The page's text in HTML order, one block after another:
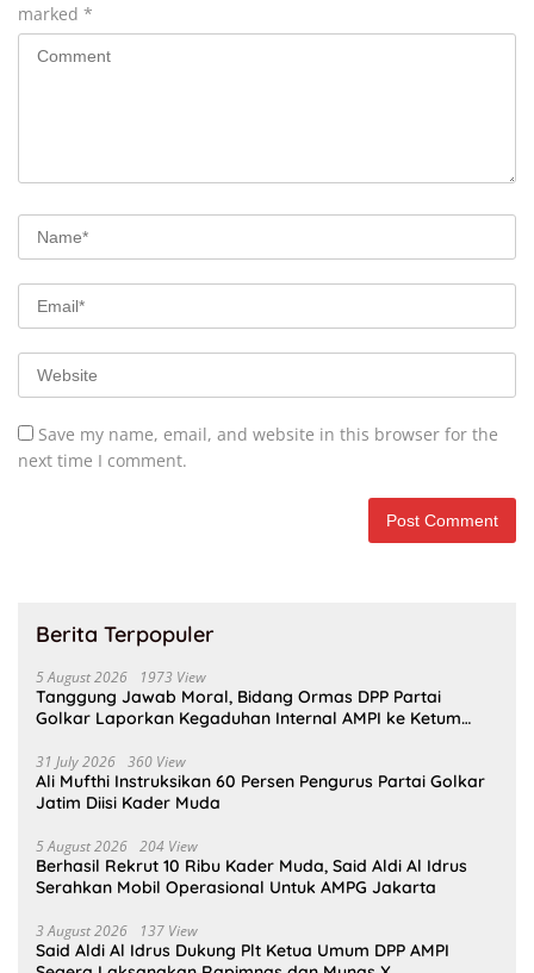
marked *
Save my name, email, and website in this browser for the
next time I comment.
Berita Terpopuler
5 August 2026 1973 View
Tanggung Jawab Moral, Bidang Ormas DPP Partai
Golkar Laporkan Kegaduhan Internal AMPI ke Ketum
31 July 2026 360 View
Ali Mufthi Instruksikan 60 Persen Pengurus Partai Golkar
Jatim Diisi Kader Muda
5 August 2026 204 View
Berhasil Rekrut 10 Ribu Kader Muda, Said Aldi Al Idrus
Serahkan Mobil Operasional Untuk AMPG Jakarta
3 August 2026 137 View
Said Aldi Al Idrus Dukung Plt Ketua Umum DPP AMPI